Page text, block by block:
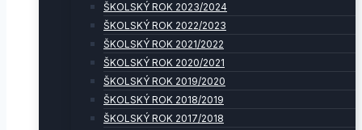
ŠKOLSKÝ ROK 2023/2024
ŠKOLSKÝ ROK 2022/2023
ŠKOLSKÝ ROK 2021/2022
ŠKOLSKÝ ROK 2020/2021
ŠKOLSKÝ ROK 2019/2020
ŠKOLSKÝ ROK 2018/2019
ŠKOLSKÝ ROK 2017/2018